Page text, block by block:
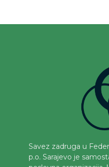
Savez zadruga u
p.o. Sarajevo je